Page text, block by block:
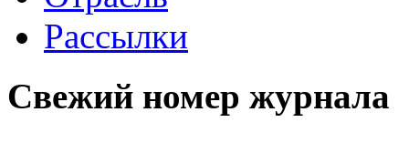
Рассылки
Свежий номер журнала